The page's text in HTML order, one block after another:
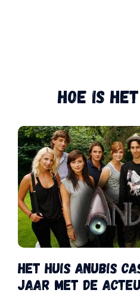
HOE IS
Het Huis Anubis
jaar met de